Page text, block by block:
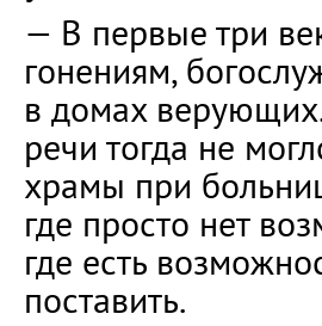
— В первые три
гонениям,
в домах
речи тогда не
храмы при
где просто нет
где есть
поставить.